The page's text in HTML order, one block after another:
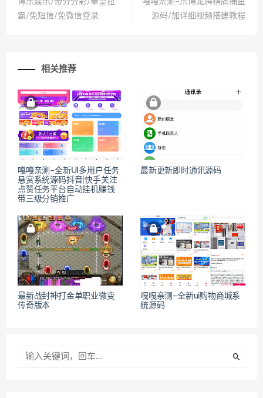
博乐娱乐/带分分彩/拳皇拉
霸/免短信/免微信登录
嘎嘎亲测–乐博龙腾棋牌捕鱼
源码/加详细视频搭建教程
相关推荐
嘎嘎亲测–全新UI多用户任务
悬赏系统源码抖音|快手关注
点赞任务平台自动挂机赚钱
带三级分销推广
最新更新即时通讯源码
最新战封神打金单职业微变
传奇版本
嘎嘎亲测–全新ui购物商城系
统源码